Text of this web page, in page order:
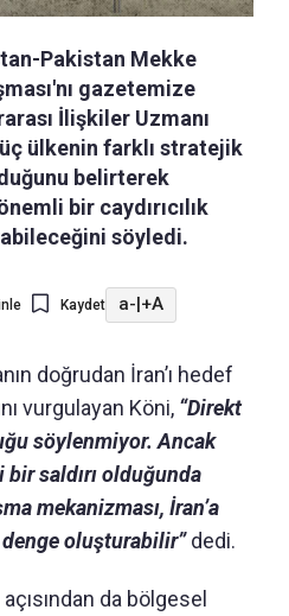
Pakistan Mekke
gazetemize
İlişkiler Uzmanı
ülkenin farklı stratejik
belirterek
bir caydırıcılık
söyledi.
Kaydet a-|+A
doğrudan İran’ı hedef
vurgulayan Köni, “Direkt
söylenmiyor. Ancak
bir saldırı olduğunda
mekanizması, İran’a
denge oluşturabilir”dedi.
da bölgesel